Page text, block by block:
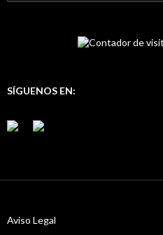
u
SÍGUENOS EN:
Aviso Legal